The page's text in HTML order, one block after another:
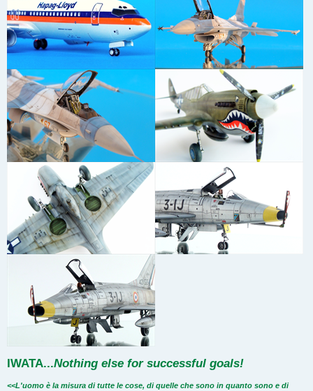
IWATA...Nothing else for successful goals!
<<L'uomo è la misura di tutte le cose, di quelle che sono in quanto sono e di